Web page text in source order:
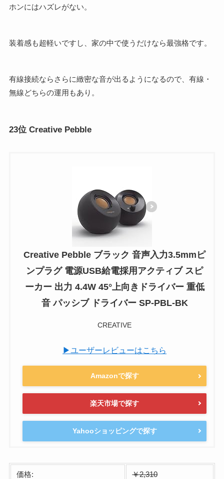
ホンにはハズレがない。
装着感も超軽いですし、家の中で使うだけなら最強格です。
有線接続ならさらに緻密な音が出るようになるので、有線・
無線どちらの運用もあり。
23位 Creative Pebble
Creative Pebble ブラック 音声入力3.5mmピ
ンプラグ 電源USB給電採用アクティブ スピ
ーカー 出力 4.4W 45°上向きドライバー 重低
音 パッシブ ドライバー SP-PBL-BK
CREATIVE
▶ユーザーレビューはこちら
Amazonで探す
楽天市場で探す
Yahooショッピングで探す
価格: ￥2,310